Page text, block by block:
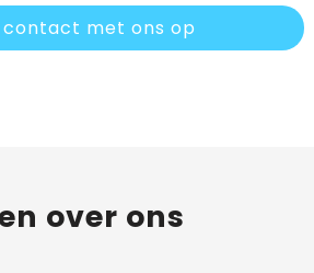
contact met ons op
over ons